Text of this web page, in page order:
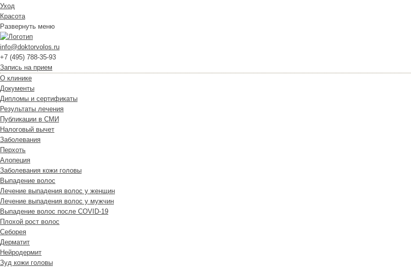
Уход
Красота
Развернуть меню
info@doktorvolos.ru
+7 (495) 788-35-93
Запись на прием
О клинике
Документы
Дипломы и сертификаты
Результаты лечения
Публикации в СМИ
Налоговый вычет
Заболевания
Перхоть
Алопеция
Заболевания кожи головы
Выпадение волос
Лечение выпадения волос у женщин
Лечение выпадения волос у мужчин
Выпадение волос после COVID-19
Плохой рост волос
Cеборея
Дерматит
Нейродермит
Зуд кожи головы